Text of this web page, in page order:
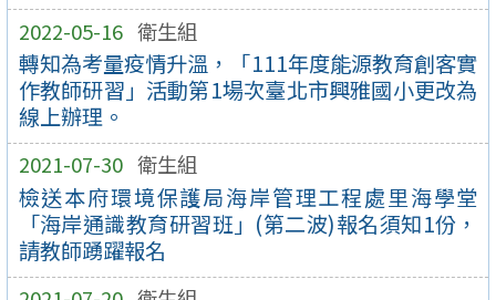
2022-05-16 衛生組
轉知為考量疫情升溫，「111年度能源教育創客實
作教師研習」活動第1場次臺北市興雅國小更改為
線上辦理。
2021-07-30 衛生組
檢送本府環境保護局海岸管理工程處里海學堂
「海岸通識教育研習班」(第二波)報名須知1份，
請教師踴躍報名